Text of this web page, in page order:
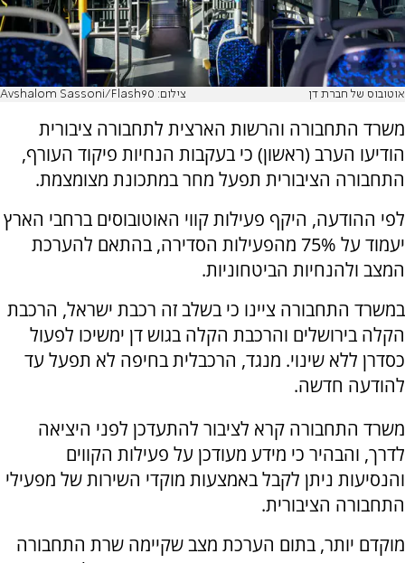
אוטובוס של חברת דן צילום: Avshalom Sassoni/Flash90
משרד התחבורה והרשות הארצית לתחבורה ציבורית
הודיעו הערב (ראשון) כי בעקבות הנחיות פיקוד העורף,
התחבורה הציבורית תפעל מחר במתכונת מצומצמת.
לפי ההודעה, היקף פעילות קווי האוטובוסים ברחבי הארץ
יעמוד על 75% מהפעילות הסדירה, בהתאם להערכת
המצב ולהנחיות הביטחוניות.
במשרד התחבורה ציינו כי בשלב זה רכבת ישראל, הרכבת
הקלה בירושלים והרכבת הקלה בגוש דן ימשיכו לפעול
כסדרן ללא שינוי. מנגד, הרכבלית בחיפה לא תפעל עד
להודעה חדשה.
משרד התחבורה קרא לציבור להתעדכן לפני היציאה
לדרך, והבהיר כי מידע מעודכן על פעילות הקווים
והנסיעות ניתן לקבל באמצעות מוקדי השירות של מפעילי
התחבורה הציבורית.
מוקדם יותר, בתום הערכת מצב שקיימה שרת התחבורה